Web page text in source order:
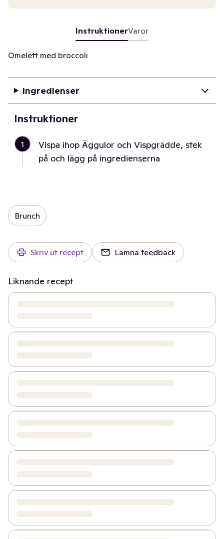
InstruktionerVaror
Omelett med broccoli
Ingredienser
Instruktioner
1
Vispa ihop Äggulor och Vispgrädde, stek
på och lägg på ingredienserna
Brunch
Skriv ut recept Lämna feedback
Liknande recept